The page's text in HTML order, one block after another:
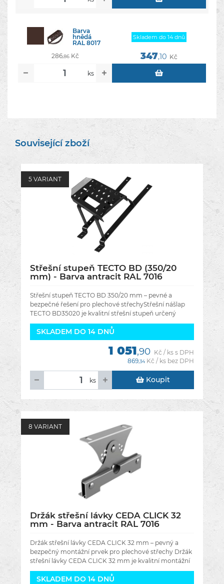
Barva
hnědá
RAL 8017
Skladem do 14 dnů
286,86Kč 347,10 Kč
ks
Související zboží
5 VARIANT
Střešní stupeň TECTO BD (350/20
mm) - Barva antracit RAL 7016
Střešní stupeň TECTO BD 350/20 mm – pevné a
bezpečné řešení pro plechové střechyStřešní nášlap
TECTO BD35020 je kvalitní střešní stupeň určený
zejména
SKLADEM DO 14 DNŮ
1 051,90 Kč / ks s DPH
869,34 Kč / ks bez DPH
ks Koupit
8 VARIANT
Držák střešní lávky CEDA CLICK 32
mm - Barva antracit RAL 7016
Držák střešní lávky CEDA CLICK 32 mm – pevný a
bezpečný montážní prvek pro plechové střechy Držák
střešní lávky CEDA CLICK 32 mm je kvalitní montážní
komponent určený pro
SKLADEM DO 14 DNŮ